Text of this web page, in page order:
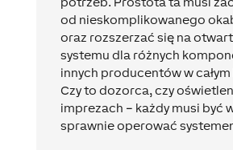
od nieskomplikowanego
oraz rozszerzać się na
systemu dla różnych
innych producentów w
Czy to dozorca, czy
imprezach – każdy musi być
sprawnie operować